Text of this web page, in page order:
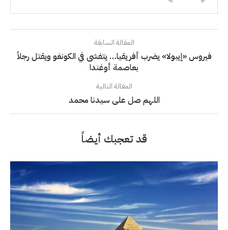
المقالة السابقة
فيروس «إيبولا» يضرب أفريقيا… يتفشى في الكونغو ويقتل رجلاً
بعاصمة أوغندا
المقالة التالية
اللهم صل على سيدنا محمد
قد تعجبك أيضاً